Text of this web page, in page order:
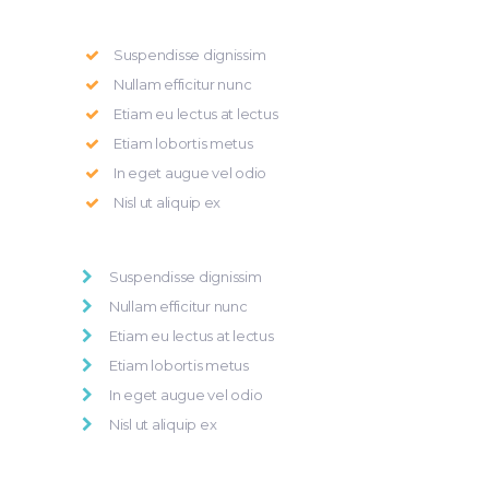
Suspendisse dignissim
Nullam efficitur nunc
Etiam eu lectus at lectus
Etiam lobortis metus
In eget augue vel odio
Nisl ut aliquip ex
Suspendisse dignissim
Nullam efficitur nunc
Etiam eu lectus at lectus
Etiam lobortis metus
In eget augue vel odio
Nisl ut aliquip ex